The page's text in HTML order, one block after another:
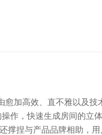
加高效、直不雅以及
作，快速生成房间的立
捏与产品品牌相助，